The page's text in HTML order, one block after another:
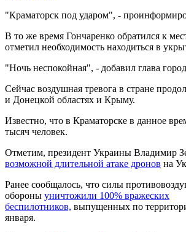
"Краматорск под ударом", -
В то же время Гончаренко обратился к
отметил необходимость находиться в
"Ночь неспокойная", - добавил глава
Сейчас воздушная тревога в стране
и Донецкой областях и Крыму.
Известно, что в Краматорске в данное
тысяч человек.
Отметим, президент Украины Владимир
возможной длительной атаке дронов на
Ранее сообщалось, что силы
обороны уничтожили 100% вражеских
беспилотников, выпущенных по
января.